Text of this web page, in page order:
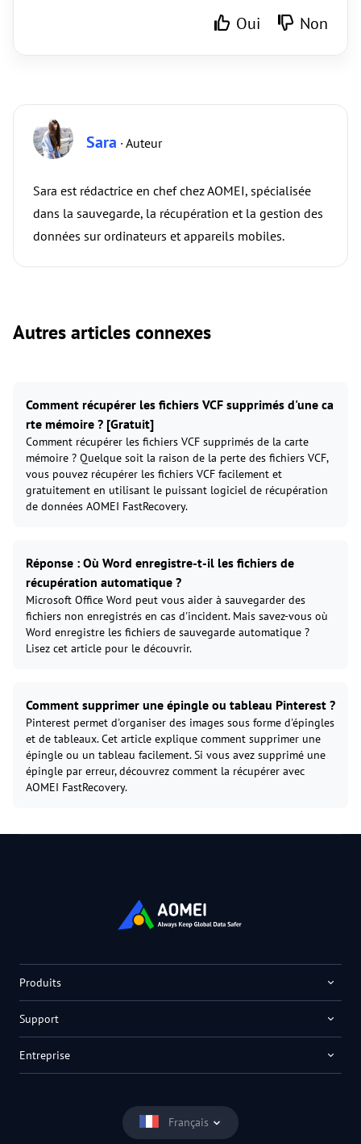
Oui Non
Sara · Auteur
Sara est rédactrice en chef chez AOMEI, spécialisée
dans la sauvegarde, la récupération et la gestion des
données sur ordinateurs et appareils mobiles.
Autres articles connexes
Comment récupérer les fichiers VCF supprimés d'une ca
rte mémoire ? [Gratuit]
Comment récupérer les fichiers VCF supprimés de la carte
mémoire ? Quelque soit la raison de la perte des fichiers VCF,
vous pouvez récupérer les fichiers VCF facilement et
gratuitement en utilisant le puissant logiciel de récupération
de données AOMEI FastRecovery.
Réponse : Où Word enregistre-t-il les fichiers de
récupération automatique ?
Microsoft Office Word peut vous aider à sauvegarder des
fichiers non enregistrés en cas d'incident. Mais savez-vous où
Word enregistre les fichiers de sauvegarde automatique ?
Lisez cet article pour le découvrir.
Comment supprimer une épingle ou tableau Pinterest ?
Pinterest permet d'organiser des images sous forme d'épingles
et de tableaux. Cet article explique comment supprimer une
épingle ou un tableau facilement. Si vous avez supprimé une
épingle par erreur, découvrez comment la récupérer avec
AOMEI FastRecovery.
Français
Produits
Support
Entreprise